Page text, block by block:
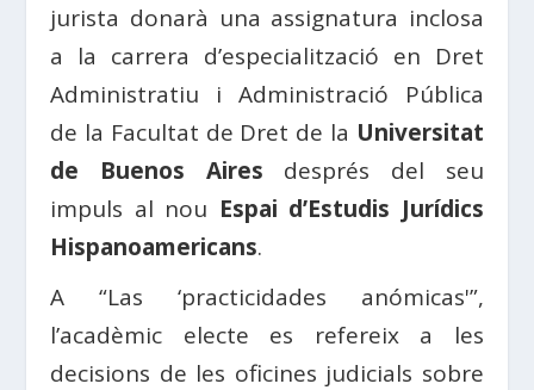
jurista donarà una assignatura inclosa
a la carrera d’especialització en Dret
Administratiu i Administració Pública
de la Facultat de Dret de la Universitat
de Buenos Aires després del seu
impuls al nou Espai d’Estudis Jurídics
Hispanoamericans.
A “Las ‘practicidades anómicas'”,
l’acadèmic electe es refereix a les
decisions de les oficines judicials sobre